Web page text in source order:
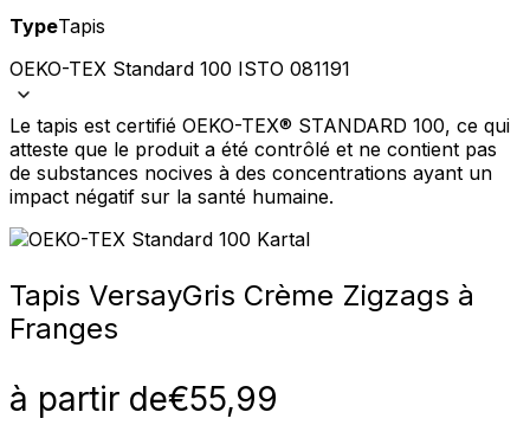
TypeTapis
OEKO-TEX Standard 100 ISTO 081191
Le tapis est certifié OEKO-TEX® STANDARD 100, ce qui
atteste que le produit a été contrôlé et ne contient pas
de substances nocives à des concentrations ayant un
impact négatif sur la santé humaine.
Tapis VersayGris Crème Zigzags à
Franges
à partir de€55,99